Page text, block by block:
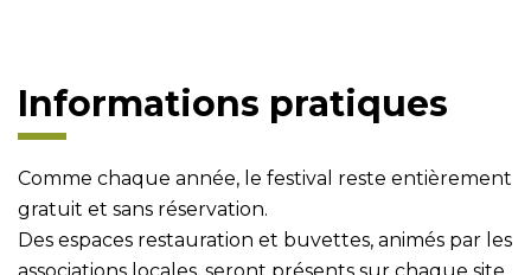
Informations pratiques
Comme chaque année, le festival reste entièrement
gratuit et sans réservation.
Des espaces restauration et buvettes, animés par les